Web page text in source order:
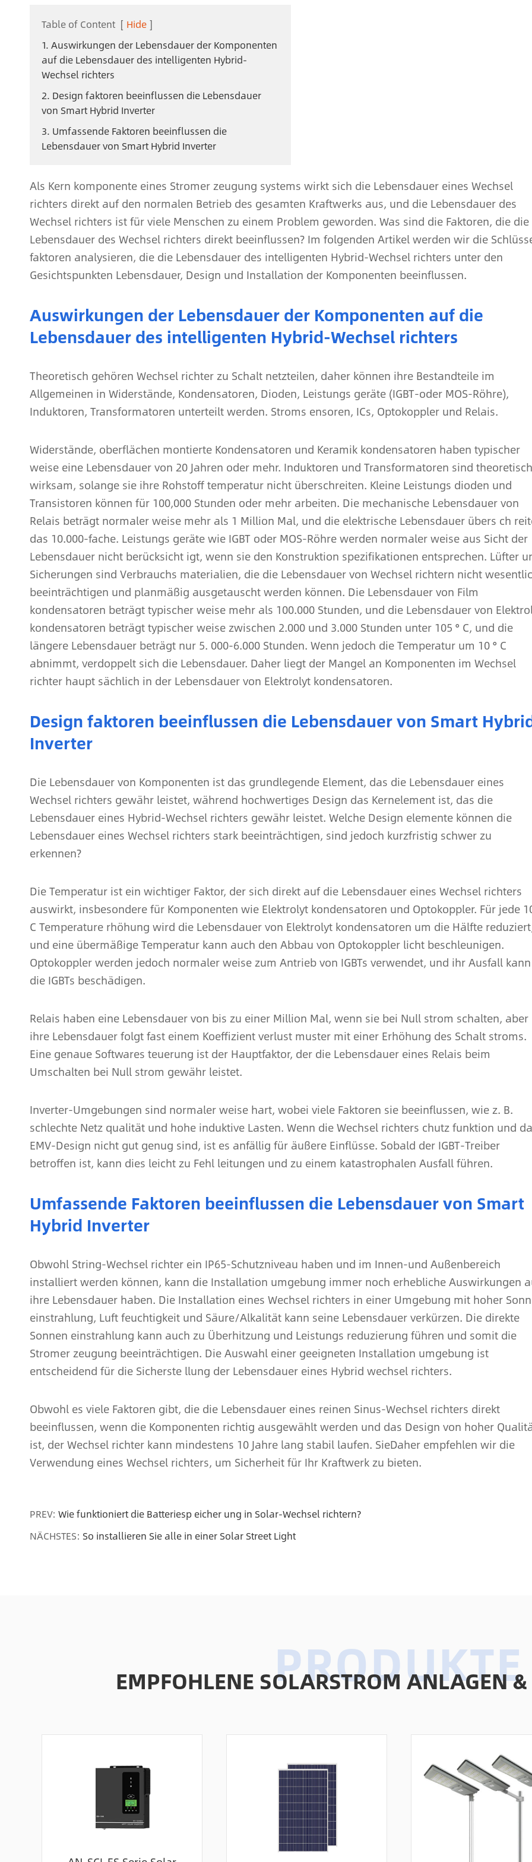
Table of Content [ Hide ]
1. Auswirkungen der Lebensdauer der Komponenten
auf die Lebensdauer des intelligenten Hybrid-
Wechsel richters
2. Design faktoren beeinflussen die Lebensdauer
von Smart Hybrid Inverter
3. Umfassende Faktoren beeinflussen die
Lebensdauer von Smart Hybrid Inverter
Als Kern komponente eines Stromer zeugung systems wirkt sich die Lebensdauer eines Wechsel
richters direkt auf den normalen Betrieb des gesamten Kraftwerks aus, und die Lebensdauer des
Wechsel richters ist für viele Menschen zu einem Problem geworden. Was sind die Faktoren, die die
Lebensdauer des Wechsel richters direkt beeinflussen? Im folgenden Artikel werden wir die
faktoren analysieren, die die Lebensdauer des intelligenten Hybrid-Wechsel richters unter den
Gesichtspunkten Lebensdauer, Design und Installation der Komponenten beeinflussen.
Auswirkungen der Lebensdauer der Komponenten auf die
Lebensdauer des intelligenten Hybrid-Wechsel richters
Theoretisch gehören Wechsel richter zu Schalt netzteilen, daher können ihre Bestandteile im
Allgemeinen in Widerstände, Kondensatoren, Dioden, Leistungs geräte (IGBT-oder MOS-Röhre),
Induktoren, Transformatoren unterteilt werden. Stroms ensoren, ICs, Optokoppler und Relais.
Widerstände, oberflächen montierte Kondensatoren und Keramik kondensatoren haben typischer
weise eine Lebensdauer von 20 Jahren oder mehr. Induktoren und Transformatoren sind theoretisch
wirksam, solange sie ihre Rohstoff temperatur nicht überschreiten. Kleine Leistungs dioden und
Transistoren können für 100,000 Stunden oder mehr arbeiten. Die mechanische Lebensdauer von
Relais beträgt normaler weise mehr als 1 Million Mal, und die elektrische Lebensdauer übers ch
das 10.000-fache. Leistungs geräte wie IGBT oder MOS-Röhre werden normaler weise aus Sicht der
Lebensdauer nicht berücksicht igt, wenn sie den Konstruktion spezifikationen entsprechen. Lüfter
Sicherungen sind Verbrauchs materialien, die die Lebensdauer von Wechsel richtern nicht
beeinträchtigen und planmäßig ausgetauscht werden können. Die Lebensdauer von Film
kondensatoren beträgt typischer weise mehr als 100.000 Stunden, und die Lebensdauer von
kondensatoren beträgt typischer weise zwischen 2.000 und 3.000 Stunden unter 105 ° C, und die
längere Lebensdauer beträgt nur 5. 000-6.000 Stunden. Wenn jedoch die Temperatur um 10 ° C
abnimmt, verdoppelt sich die Lebensdauer. Daher liegt der Mangel an Komponenten im Wechsel
richter haupt sächlich in der Lebensdauer von Elektrolyt kondensatoren.
Design faktoren beeinflussen die Lebensdauer von Smart
Inverter
Die Lebensdauer von Komponenten ist das grundlegende Element, das die Lebensdauer eines
Wechsel richters gewähr leistet, während hochwertiges Design das Kernelement ist, das die
Lebensdauer eines Hybrid-Wechsel richters gewähr leistet. Welche Design elemente können die
Lebensdauer eines Wechsel richters stark beeinträchtigen, sind jedoch kurzfristig schwer zu
erkennen?
Die Temperatur ist ein wichtiger Faktor, der sich direkt auf die Lebensdauer eines Wechsel richters
auswirkt, insbesondere für Komponenten wie Elektrolyt kondensatoren und Optokoppler. Für jede
C Temperature rhöhung wird die Lebensdauer von Elektrolyt kondensatoren um die Hälfte
und eine übermäßige Temperatur kann auch den Abbau von Optokoppler licht beschleunigen.
Optokoppler werden jedoch normaler weise zum Antrieb von IGBTs verwendet, und ihr Ausfall kann
die IGBTs beschädigen.
Relais haben eine Lebensdauer von bis zu einer Million Mal, wenn sie bei Null strom schalten, aber
ihre Lebensdauer folgt fast einem Koeffizient verlust muster mit einer Erhöhung des Schalt stroms.
Eine genaue Softwares teuerung ist der Hauptfaktor, der die Lebensdauer eines Relais beim
Umschalten bei Null strom gewähr leistet.
Inverter-Umgebungen sind normaler weise hart, wobei viele Faktoren sie beeinflussen, wie z. B.
schlechte Netz qualität und hohe induktive Lasten. Wenn die Wechsel richters chutz funktion und
EMV-Design nicht gut genug sind, ist es anfällig für äußere Einflüsse. Sobald der IGBT-Treiber
betroffen ist, kann dies leicht zu Fehl leitungen und zu einem katastrophalen Ausfall führen.
Umfassende Faktoren beeinflussen die Lebensdauer von Smart
Hybrid Inverter
Obwohl String-Wechsel richter ein IP65-Schutzniveau haben und im Innen-und Außenbereich
installiert werden können, kann die Installation umgebung immer noch erhebliche Auswirkungen
ihre Lebensdauer haben. Die Installation eines Wechsel richters in einer Umgebung mit hoher
einstrahlung, Luft feuchtigkeit und Säure/Alkalität kann seine Lebensdauer verkürzen. Die direkte
Sonnen einstrahlung kann auch zu Überhitzung und Leistungs reduzierung führen und somit die
Stromer zeugung beeinträchtigen. Die Auswahl einer geeigneten Installation umgebung ist
entscheidend für die Sicherste llung der Lebensdauer eines Hybrid wechsel richters.
Obwohl es viele Faktoren gibt, die die Lebensdauer eines reinen Sinus-Wechsel richters direkt
beeinflussen, wenn die Komponenten richtig ausgewählt werden und das Design von hoher
ist, der Wechsel richter kann mindestens 10 Jahre lang stabil laufen. SieDaher empfehlen wir die
Verwendung eines Wechsel richters, um Sicherheit für Ihr Kraftwerk zu bieten.
PREV: Wie funktioniert die Batteriesp eicher ung in Solar-Wechsel richtern?
NÄCHSTES: So installieren Sie alle in einer Solar Street Light
EMPFOHLENE SOLARSTROM ANLAGEN